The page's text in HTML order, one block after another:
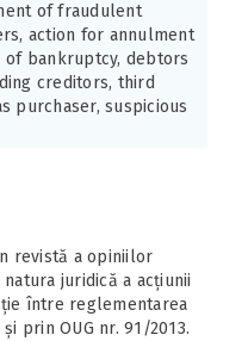
of fraudulent
action for annulment
of bankruptcy, debtors
creditors, third
purchaser, suspicious
revistă a opiniilor
juridică a acțiunii
între reglementarea
prin OUG nr. 91/2013.